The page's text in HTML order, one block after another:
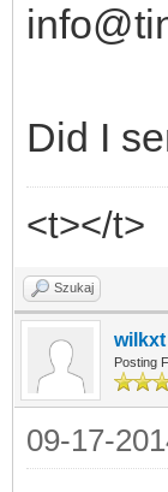
Did I
<t></t>
Szukaj
wilkxt
Posting
09-17-